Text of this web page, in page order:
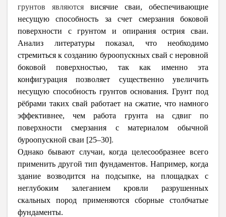
грунтов являются висячие сваи, обеспечивающие
несущую способность за счет смерзания боковой
поверхности с грунтом и опирания острия сваи.
Анализ литературы показал, что необходимо
стремиться к созданию буроопускных свай с неровной
боковой поверхностью, так как именно эта
конфигурация позволяет существенно увеличить
несущую способность грунтов основания. Грунт под
рёбрами таких свай работает на сжатие, что намного
эффективнее, чем работа грунта на сдвиг по
поверхности смерзания с материалом обычной
буроопускной сваи [25–30].
Однако бывают случаи, когда целесообразнее всего
применить другой тип фундаментов. Например, когда
здание возводится на подсыпке, на площадках с
неглубоким залеганием кровли разрушенных
скальных пород применяются сборные столбчатые
фундаменты.